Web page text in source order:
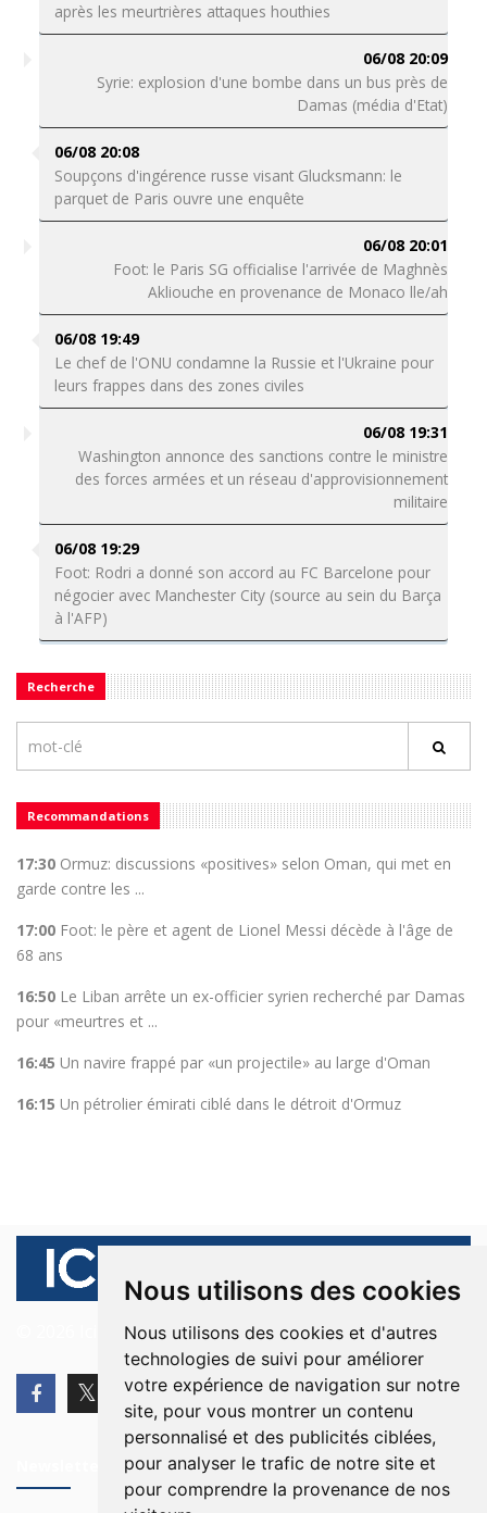
Nous utilisons des cookies
Nous utilisons des cookies et d'autres
technologies de suivi pour améliorer
votre expérience de navigation sur notre
site, pour vous montrer un contenu
personnalisé et des publicités ciblées,
pour analyser le trafic de notre site et
pour comprendre la provenance de nos
après les meurtrières attaques houthies
06/08 20:09
Syrie: explosion d'une bombe dans un bus près de
Damas (média d'Etat)
06/08 20:08
Soupçons d'ingérence russe visant Glucksmann: le
parquet de Paris ouvre une enquête
06/08 20:01
Foot: le Paris SG officialise l'arrivée de Maghnès
Akliouche en provenance de Monaco lle/ah
06/08 19:49
Le chef de l'ONU condamne la Russie et l'Ukraine pour
leurs frappes dans des zones civiles
06/08 19:31
Washington annonce des sanctions contre le ministre
des forces armées et un réseau d'approvisionnement
militaire
06/08 19:29
Foot: Rodri a donné son accord au FC Barcelone pour
négocier avec Manchester City (source au sein du Barça
à l'AFP)
Recherche
Recommandations
17:30 Ormuz: discussions «positives» selon Oman, qui met en
garde contre les ...
17:00 Foot: le père et agent de Lionel Messi décède à l'âge de
68 ans
16:50 Le Liban arrête un ex-officier syrien recherché par Damas
pour «meurtres et ...
16:45 Un navire frappé par «un projectile» au large d'Oman
16:15 Un pétrolier émirati ciblé dans le détroit d'Ormuz
© 2026 Ici Beyrouth. Tous les droits sont réservés.